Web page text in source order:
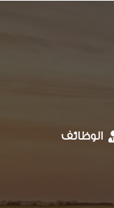
الوظائف